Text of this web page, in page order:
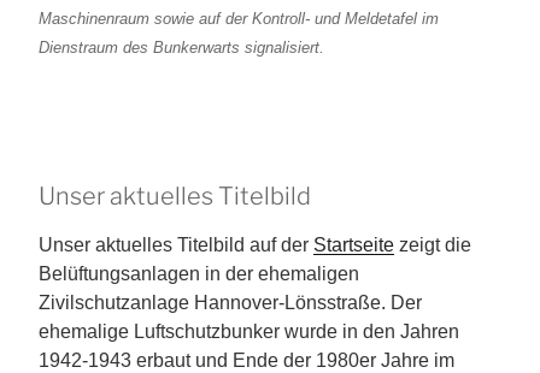
Maschinenraum sowie auf der Kontroll- und Meldetafel im
Dienstraum des Bunkerwarts signalisiert.
Unser aktuelles Titelbild
Unser aktuelles Titelbild auf der Startseite zeigt die
Belüftungsanlagen in der ehemaligen
Zivilschutzanlage Hannover-Lönsstraße. Der
ehemalige Luftschutzbunker wurde in den Jahren
1942-1943 erbaut und Ende der 1980er Jahre im